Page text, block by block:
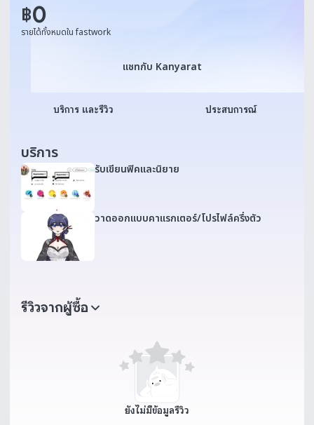
฿0
รายได้ทั้งหมดใน fastwork
แชทกับ Kanyarat
แชทกับ Kanyarat
บริการ และรีวิว ประสบการณ์
บริการ
รับเขียนฟิคและนิยาย
วาดออกแบบคาแรกเตอร์​/โปรไฟล์ครึ่งตัว
รีวิวจากผู้ซื้อ
ยังไม่มีข้อมูลรีวิว